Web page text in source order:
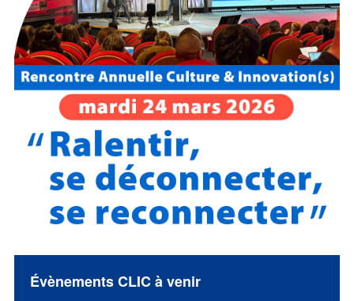
Évènements CLIC à venir